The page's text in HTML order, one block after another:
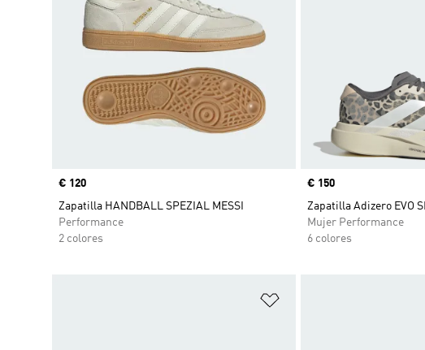
Precio
€ 120
Zapatilla HANDBALL SPEZIAL MESSI
Performance
2 colores
Precio
€ 150
Zapatilla Adizero EVO SL
Mujer Performance
6 colores